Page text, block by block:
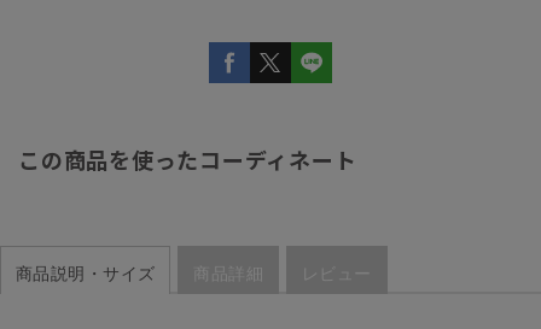
この商品を使ったコーディネート
商品説明・サイズ 商品詳細 レビュー